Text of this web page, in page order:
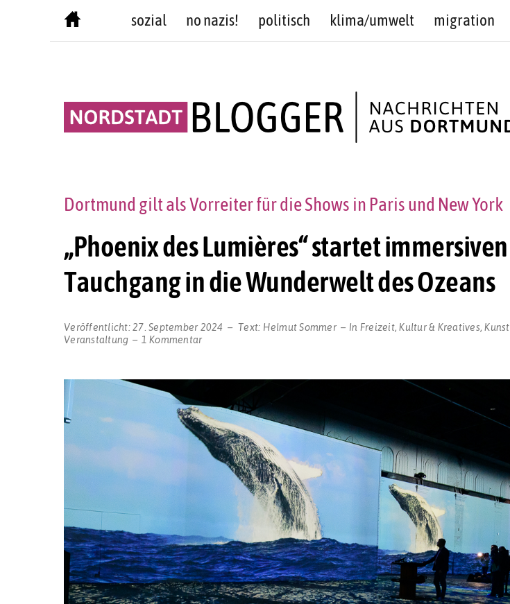
sozial no nazis! politisch klima/umwelt migration
„Phoenix des Lumières“ startet immersiven
Tauchgang in die Wunderwelt des Ozeans
Dortmund gilt als Vorreiter für die Shows in Paris und New York
Veröffentlicht: 27. September 2024 Text: Helmut Sommer In Freizeit, Kultur & Kreatives Kunst
Veranstaltung
1 Kommentarzu
immersiven
Tauchgang
in
die
Wunderwelt
des
Ozeans